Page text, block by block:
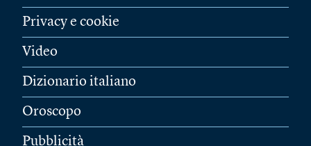
Privacy e cookie
Video
Dizionario italiano
Oroscopo
Pubblicità